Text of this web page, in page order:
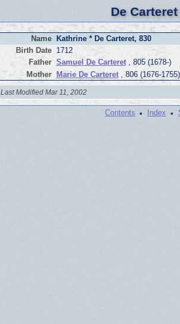
De
Name
Kathrine * De Carteret, 830
Birth Date
1712
Father Samuel De Carteret, 805 (1678-)
Mother
Marie De Carteret, 806 (1676-1755)
Last Modified Mar 11, 2002
Contents · Index ·